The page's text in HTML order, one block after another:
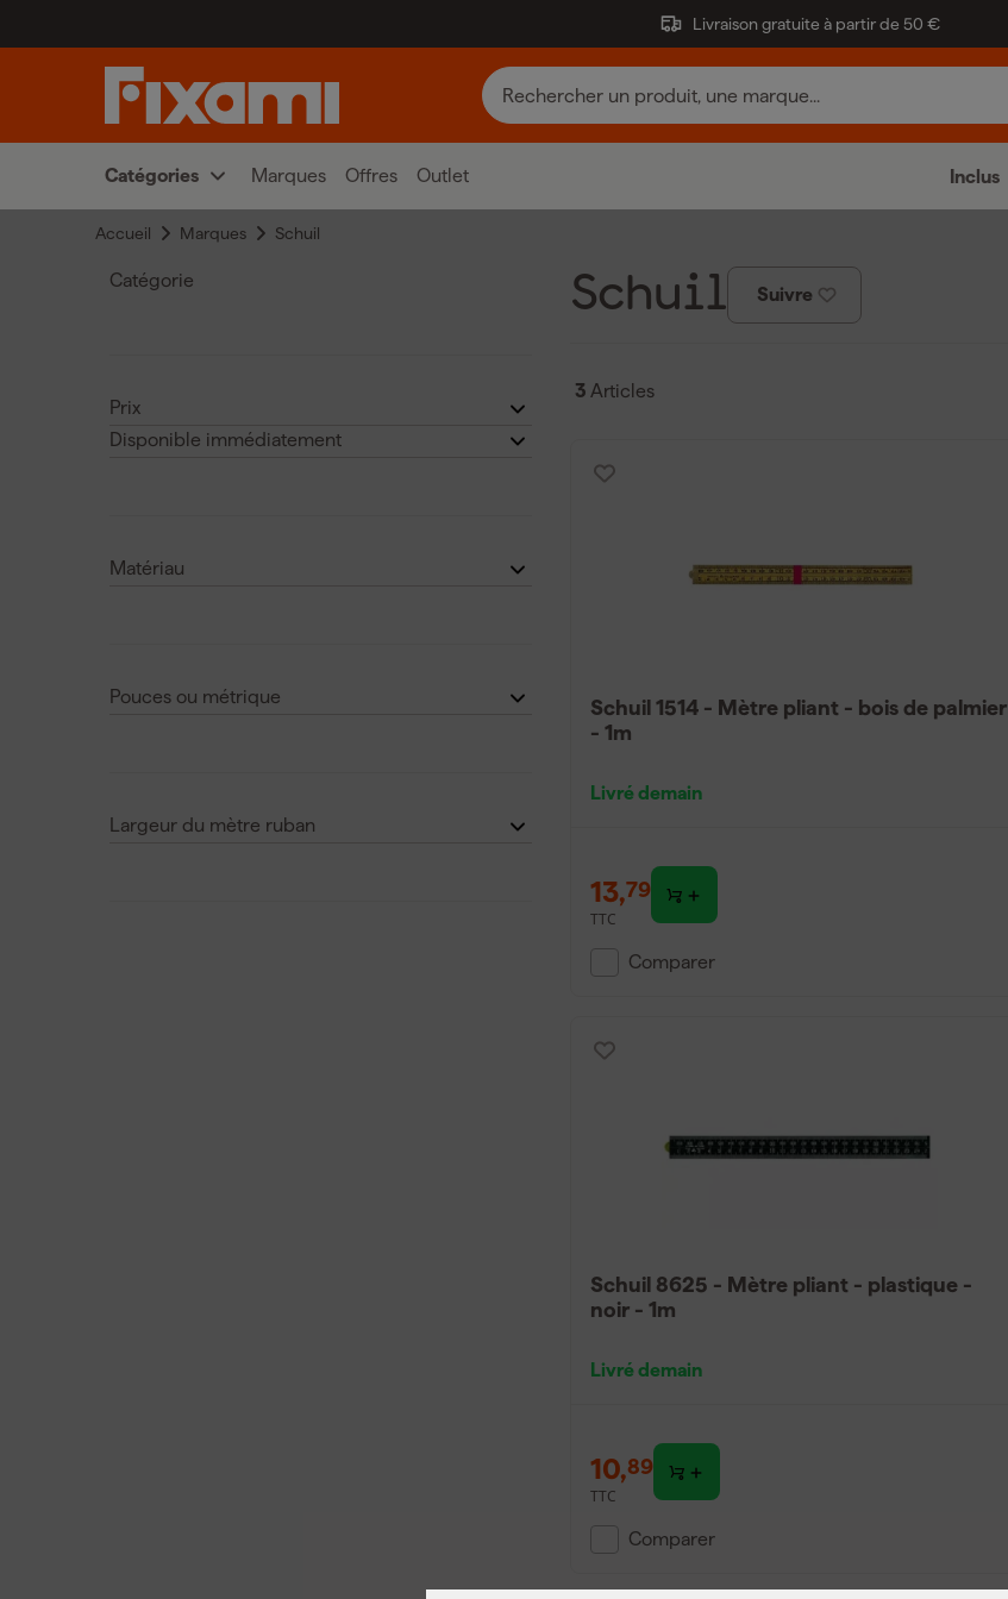
Livraison gratuite à partir de 50 €
Catégories Marques Offres Outlet Inclus
Accueil Marques Schuil
Catégorie
Prix
Disponible immédiatement
Matériau
Pouces ou métrique
Largeur du mètre ruban
Schuil Suivre
3 Articles
Schuil 1514 - Mètre pliant - bois de palmier
- 1m
Livré demain
13,79
TTC
Comparer
Schuil 8625 - Mètre pliant - plastique -
noir - 1m
Livré demain
10,89
TTC
Comparer